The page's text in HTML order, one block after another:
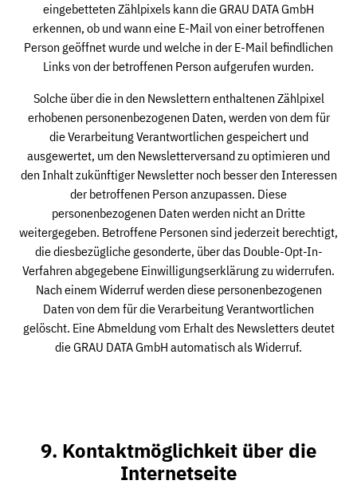
eingebetteten Zählpixels kann die GRAU DATA GmbH
erkennen, ob und wann eine E-Mail von einer betroffenen
Person geöffnet wurde und welche in der E-Mail befindlichen
Links von der betroffenen Person aufgerufen wurden.
Solche über die in den Newslettern enthaltenen Zählpixel
erhobenen personenbezogenen Daten, werden von dem für
die Verarbeitung Verantwortlichen gespeichert und
ausgewertet, um den Newsletterversand zu optimieren und
den Inhalt zukünftiger Newsletter noch besser den Interessen
der betroffenen Person anzupassen. Diese
personenbezogenen Daten werden nicht an Dritte
weitergegeben. Betroffene Personen sind jederzeit berechtigt,
die diesbezügliche gesonderte, über das Double-Opt-In-
Verfahren abgegebene Einwilligungserklärung zu widerrufen.
Nach einem Widerruf werden diese personenbezogenen
Daten von dem für die Verarbeitung Verantwortlichen
gelöscht. Eine Abmeldung vom Erhalt des Newsletters deutet
die GRAU DATA GmbH automatisch als Widerruf.
9. Kontaktmöglichkeit über die
Internetseite